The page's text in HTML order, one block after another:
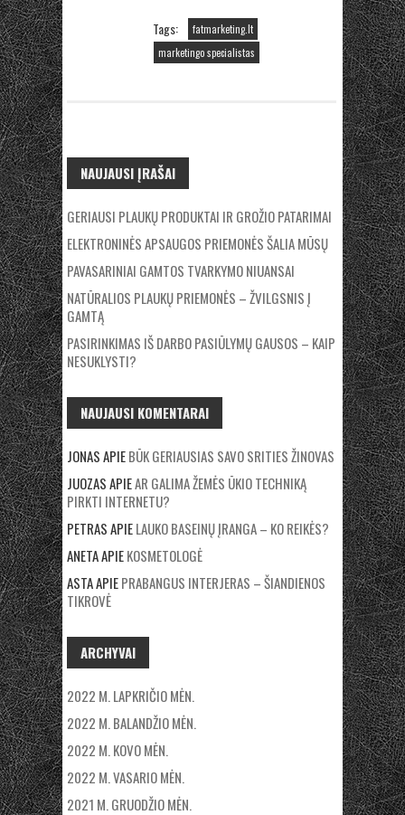
Tags:
fatmarketing.lt
marketingo specialistas
NAUJAUSI ĮRAŠAI
GERIAUSI PLAUKŲ PRODUKTAI IR GROŽIO PATARIMAI
ELEKTRONINĖS APSAUGOS PRIEMONĖS ŠALIA MŪSŲ
PAVASARINIAI GAMTOS TVARKYMO NIUANSAI
NATŪRALIOS PLAUKŲ PRIEMONĖS – ŽVILGSNIS Į
GAMTĄ
PASIRINKIMAS IŠ DARBO PASIŪLYMŲ GAUSOS – KAIP
NESUKLYSTI?
NAUJAUSI KOMENTARAI
JONASAPIEBŪK GERIAUSIAS SAVO SRITIES ŽINOVAS
JUOZASAPIEAR GALIMA ŽEMĖS ŪKIO TECHNIKĄ
PIRKTI INTERNETU?
PETRASAPIELAUKO BASEINŲ ĮRANGA – KO REIKĖS?
ANETAAPIEKOSMETOLOGĖ
ASTAAPIEPRABANGUS INTERJERAS – ŠIANDIENOS
TIKROVĖ
ARCHYVAI
2022 M. LAPKRIČIO MĖN.
2022 M. BALANDŽIO MĖN.
2022 M. KOVO MĖN.
2022 M. VASARIO MĖN.
2021 M. GRUODŽIO MĖN.